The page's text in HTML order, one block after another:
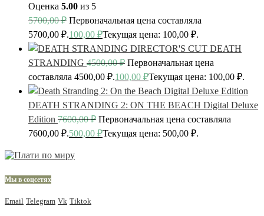
Оценка 5.00 из 5
5700,00₽ Первоначальная цена составляла
5700,00 ₽.100,00 ₽Текущая цена: 100,00 ₽.
DEATH
STRANDING 4500,00₽ Первоначальная цена
составляла 4500,00 ₽.100,00 ₽Текущая цена: 100,00 ₽.
DEATH STRANDING 2: ON THE BEACH Digital Deluxe
Edition 7600,00₽ Первоначальная цена составляла
7600,00 ₽.500,00 ₽Текущая цена: 500,00 ₽.
Мы в соцсетях
Email Telegram Vk Tiktok